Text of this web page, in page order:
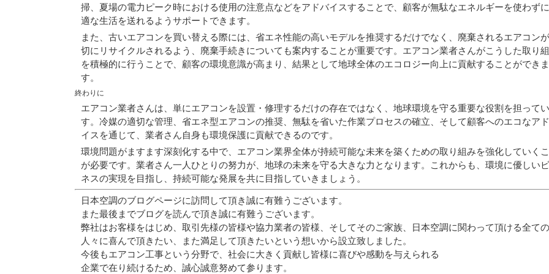
掃、夏場の電力ピーク時における使用の注意点などをアドバイスすることで、顧客が無駄なエネルギーを使わず
適な生活を送れるようサポートできます。
また、古いエアコンを買い替える際には、省エネ性能の高いモデルを推奨するだけでなく、廃棄されるエアコン
切にリサイクルされるよう、廃棄手続きについても案内することが重要です。エアコン業者さんがこうした取り
を積極的に行うことで、顧客の環境意識が高まり、結果として地球全体のエコロジー向上に貢献することができま
す。
終わりに
エアコン業者さんは、単にエアコンを設置・修理するだけの存在ではなく、地球環境を守る重要な役割を担って
す。冷媒の適切な管理、省エネ型エアコンの推奨、無駄を省いた作業プロセスの確立、そして顧客へのエコなア
イスを通じて、業者さん自身も環境保護に貢献できるのです。
環境問題がますます深刻化する中で、エアコン業界全体が持続可能な未来を築くための取り組みを強化していく
が必要です。業者さん一人ひとりの努力が、地球の未来を守る大きな力となります。これからも、環境に優しい
ネスの実現を目指し、持続可能な発展を共に目指していきましょう。
日本空調のブログページに訪問して頂き誠に有難うございます。
また最後までブログを読んで頂き誠に有難うございます。
弊社はお客様をはじめ、取引先様の皆様や協力業者の皆様、そしてそのご家族、日本空調に関わって頂ける全ての
人々に喜んで頂きたい、また満足して頂きたいという想いから設立致しました。
今後もエアコン工事という分野で、社会に大きく貢献し皆様に喜びや感動を与えられる
企業で在り続けるため、誠心誠意努めて参ります。